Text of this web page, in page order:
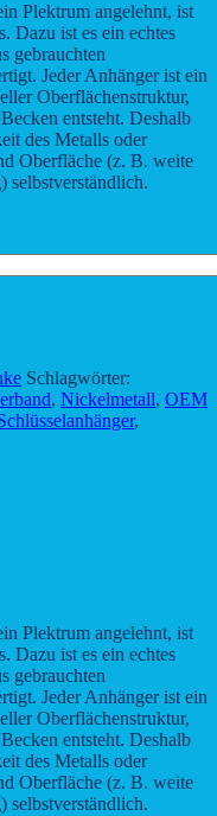
Plektrum angelehnt, ist
Dazu ist es ein echtes
gebrauchten
Jeder Anhänger ist ein
Oberflächenstruktur,
entsteht. Deshalb
des Metalls oder
Oberfläche (z. B. weite
selbstverständlich.
Schlagwörter:
, Nickelmetall, OEM
,
Plektrum angelehnt, ist
Dazu ist es ein echtes
gebrauchten
Jeder Anhänger ist ein
Oberflächenstruktur,
entsteht. Deshalb
des Metalls oder
Oberfläche (z. B. weite
selbstverständlich.